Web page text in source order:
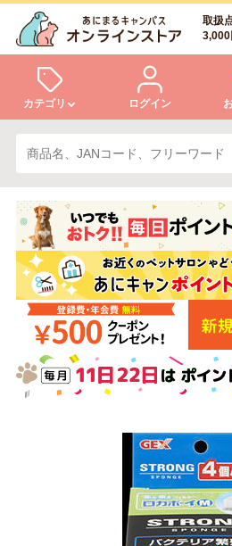
取扱
3,000
カテゴリ
犬
小動物・鳥
ドッグフード
美容・ケア用品
日用品（デイリー）
ログイン
ログイン
会員登録
あにまるキャンパスについて
アフターサービス
商品リクエスト